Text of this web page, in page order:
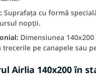
Suprafața cu formă
nopții.
Dimensiunea
pe canapele sau
Airlia 140x200 în